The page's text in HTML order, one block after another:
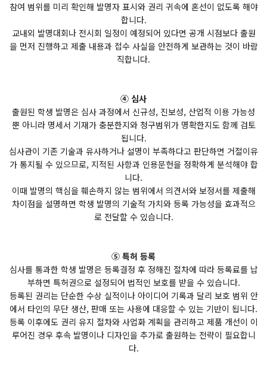
참여 범위를 미리 확인해 발명자 표시와 권리 귀속에 혼선이 없도록 해야
합니다.
교내외 발명대회나 전시회 일정이 예정되어 있다면 공개 시점보다 출원
을 먼저 진행하고 제출 내용과 접수 사실을 안전하게 보관하는 것이 바람
직합니다.
④ 심사
출원된 학생 발명은 심사 과정에서 신규성, 진보성, 산업적 이용 가능성
뿐 아니라 명세서 기재가 충분한지와 청구범위가 명확한지도 함께 검토
됩니다.
심사관이 기존 기술과 유사하거나 설명이 부족하다고 판단하면 거절이유
가 통지될 수 있으므로, 지적된 사항과 인용문헌을 정확하게 분석해야 합
니다.
이때 발명의 핵심을 훼손하지 않는 범위에서 의견서와 보정서를 제출해
차이점을 설명하면 학생 발명의 기술적 가치와 등록 가능성을 효과적으
로 전달할 수 있습니다.
⑤ 특허 등록
심사를 통과한 학생 발명은 등록결정 후 정해진 절차에 따라 등록료를 납
부하면 특허권으로 설정되어 법적인 보호를 받을 수 있습니다.
등록된 권리는 단순한 수상 실적이나 아이디어 기록과 달리 보호 범위 안
에서 타인의 무단 생산, 판매 또는 사용에 대응할 수 있는 기반이 됩니다.
등록 이후에도 권리 유지 절차와 사업화 계획을 관리하고 제품 개선이 이
루어진 경우 후속 발명이나 디자인을 추가로 출원하는 전략이 필요합니
다.